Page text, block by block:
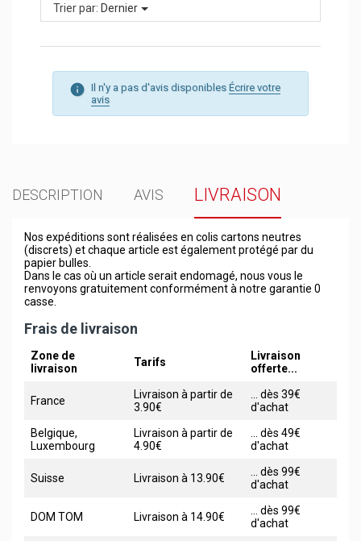
Trier par: Dernier
Il n'y a pas d'avis disponibles Écrire votre
avis
DESCRIPTION AVIS LIVRAISON
Nos expéditions sont réalisées en colis cartons neutres
(discrets) et chaque article est également protégé par du
papier bulles.
Dans le cas où un article serait endomagé, nous vous le
renvoyons gratuitement conformément à notre garantie 0
casse.
Frais de livraison
Zone de
livraison
Tarifs
Livraison
offerte...
France
Livraison à partir de
3.90€
... dès 39€
d'achat
Belgique,
Luxembourg
Livraison à partir de
4.90€
... dès 49€
d'achat
Suisse Livraison à 13.90€
... dès 99€
d'achat
DOM TOM Livraison à 14.90€
... dès 99€
d'achat